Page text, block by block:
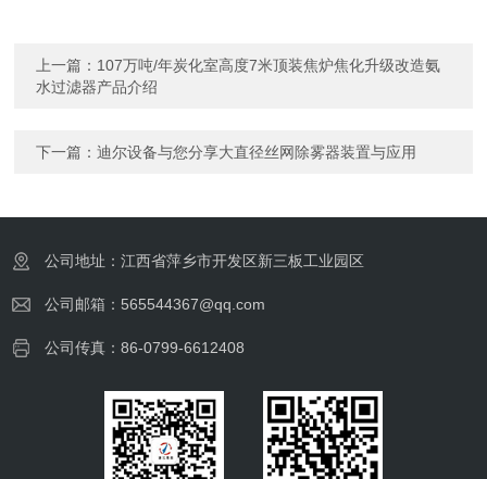
上一篇： 107万吨/年炭化室高度7米顶装焦炉焦化升级改造氨
水过滤器产品介绍
下一篇：迪尔设备与您分享大直径丝网除雾器装置与应用
公司地址：江西省萍乡市开发区新三板工业园区
公司邮箱：565544367@qq.com
公司传真：86-0799-6612408